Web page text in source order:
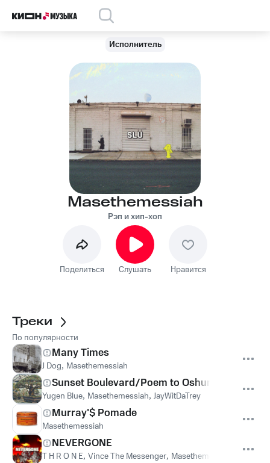
Исполнитель
Masethemessiah
Рэп и хип-хоп
Поделиться Слушать Нравится
Треки
По популярности
Many Times
J Dog, Masethemessiah
Sunset Boulevard/Poem to Oshun
Yugen Blue, Masethemessiah, JayWitDaTrey
Murray'$ Pomade
Masethemessiah
NEVERGONE
T H R O N E, Vince The Messenger, Masethemessiah